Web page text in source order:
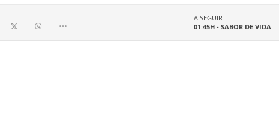
A SEGUIR
01:45H - SABOR DE VIDA